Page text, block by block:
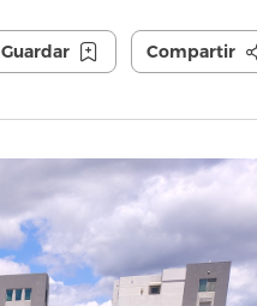
Guardar Compartir